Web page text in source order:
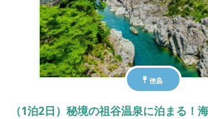
徳島
（1泊2日）秘境の祖谷温泉に泊まる！